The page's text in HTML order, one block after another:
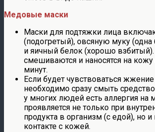
Медовые маски
Маски для подтяжки лица
(подогретый), овсяную муку
и яичный белок (хорошо
смешиваются и наносятся на кожу
минут.
Если будет чувствоваться
необходимо сразу смыть
у многих людей есть аллергия на
проявляется не только при
продукта в организм (с едой), но
контакте с кожей.